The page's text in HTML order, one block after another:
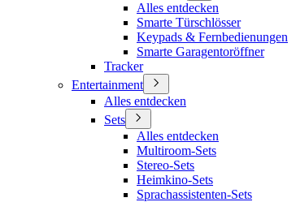
Alles entdecken
Smarte Türschlösser
Keypads & Fernbedienungen
Smarte Garagentoröffner
Tracker
Entertainment
Alles entdecken
Sets
Alles entdecken
Multiroom-Sets
Stereo-Sets
Heimkino-Sets
Sprachassistenten-Sets